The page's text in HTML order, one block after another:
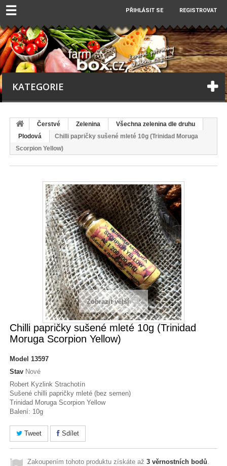
☰ PŘIHLÁSIT SE REGISTROVAT
KATEGORIE
Čerstvé Zelenina
Všechna zelenina dle druhu
Plodová
Chilli papričky sušené mleté 10g (Trinidad Moruga
Scorpion Yellow)
Zobrazit větší
Chilli papričky sušené mleté 10g (Trinidad
Moruga Scorpion Yellow)
Model 13597
Stav Nové
Robert Kyzlink Strachotín
Sušené chilli papričky mleté (bez semen)
Trinidad Moruga Scorpion Yellow
Balení: 10g
Tweet Sdílet
Zakoupením tohoto produktu získáte až3 věrnostních bodů